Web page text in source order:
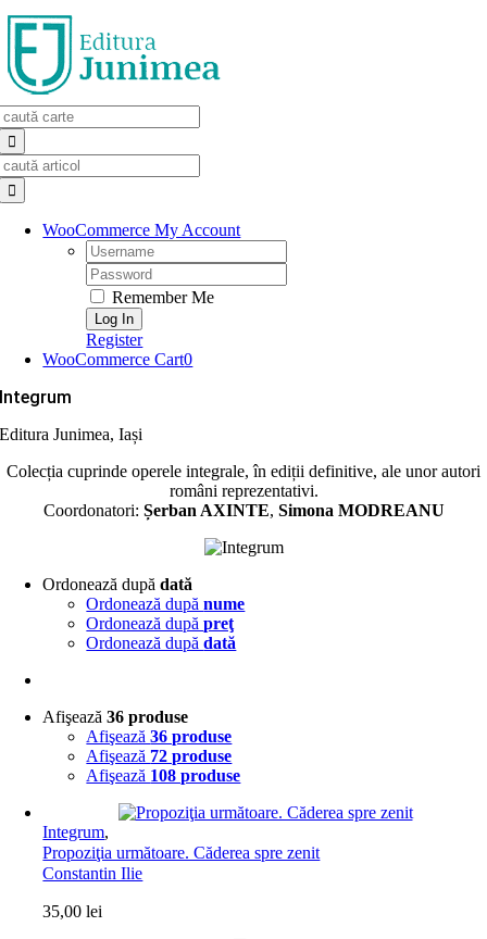
Skip
to
content
WooCommerce My Account
Username:
Password:
Remember Me
Register
WooCommerce Cart0
Integrum
Editura Junimea, Iași
Colecția cuprinde operele integrale, în ediții definitive, ale unor autori
români reprezentativi.
Coordonatori: Șerban AXINTE, Simona MODREANU
Ordonează dupădată
Ordonează dupănume
Ordonează dupăpreţ
Ordonează dupădată
Afişează36 produse
Afişează36 produse
Afişează 72 produse
Afişează 108 produse
Integrum,
Propoziţia următoare. Căderea spre zenit
Constantin Ilie
35,00lei